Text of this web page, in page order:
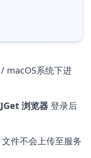
macOS系统下进
浏览器 登录后
件不会上传至服务